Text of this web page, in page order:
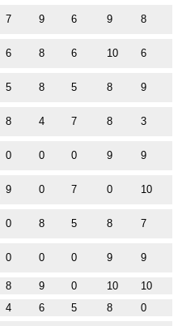
7 9 6 9 8
6 8 6 10 6
5 8 5 8 9
8 4 7 8 3
0 0 0 9 9
9 0 7 0 10
0 8 5 8 7
0 0 0 9 9
8 9 0 10 10
4 6 5 8 0